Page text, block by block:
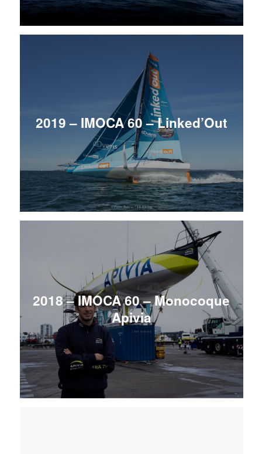
2019 – IMOCA 60 – Linked’Out
2018 – IMOCA 60 – Monocoque
Apivia